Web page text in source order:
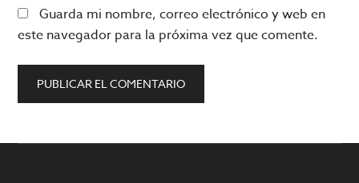
Guarda mi nombre, correo electrónico y web en
este navegador para la próxima vez que comente.